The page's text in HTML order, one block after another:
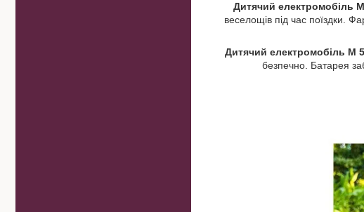
Дитячий електромобіль
веселощів під час поїздки.
Дитячий електромобіль M
безпечно. Батарея